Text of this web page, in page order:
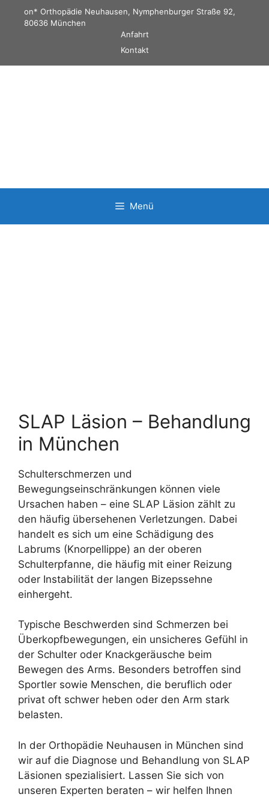
Inhalt
on* Orthopädie Neuhausen, Nymphenburger Straße 92,
80636 München
Anfahrt
Kontakt
Menü
SLAP Läsion – Behandlung
in München
Schulterschmerzen und
Bewegungseinschränkungen können viele
Ursachen haben – eine SLAP Läsion zählt zu
den häufig übersehenen Verletzungen. Dabei
handelt es sich um eine Schädigung des
Labrums (Knorpellippe) an der oberen
Schulterpfanne, die häufig mit einer Reizung
oder Instabilität der langen Bizepssehne
einhergeht.
Typische Beschwerden sind Schmerzen bei
Überkopfbewegungen, ein unsicheres Gefühl in
der Schulter oder Knackgeräusche beim
Bewegen des Arms. Besonders betroffen sind
Sportler sowie Menschen, die beruflich oder
privat oft schwer heben oder den Arm stark
belasten.
In der Orthopädie Neuhausen in München sind
wir auf die Diagnose und Behandlung von SLAP
Läsionen spezialisiert. Lassen Sie sich von
unseren Experten beraten – wir helfen Ihnen